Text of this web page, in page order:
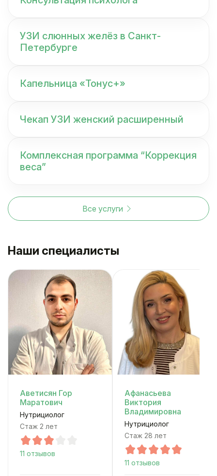
УЗИ слюнных желёз в Санкт-
Петербурге
Капельница «Тонус+»
Чекап УЗИ женский расширенный
Комплексная программа “Коррекция
веса”
Все услуги
Наши специалисты
Аветисян Гор
Маратович
Нутрициолог
Стаж 2 лет
11 отзывов
Афанасьева
Виктория
Владимировна
Нутрициолог
Стаж 28 лет
11 отзывов